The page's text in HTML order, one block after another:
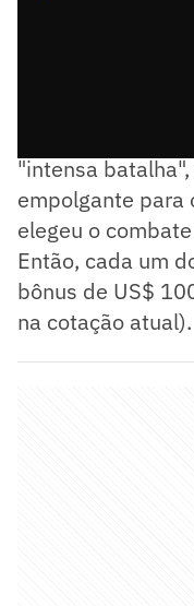
"intensa
empolgante para
elegeu o
Então, cada um
bônus de US$
na cotação atual).